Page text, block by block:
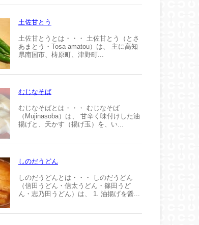
土佐甘とう
土佐甘とうとは・・・ 土佐甘とう（とさ
あまとう・Tosa amatou）は、 主に高知
県南国市、梼原町、津野町...
むじなそば
むじなそばとは・・・ むじなそば
（Mujinasoba）は、 甘辛く味付けした油
揚げと、天かす（揚げ玉）を、い...
しのだうどん
しのだうどんとは・・・ しのだうどん
（信田うどん・信太うどん・篠田うど
ん・志乃田うどん）は、 1. 油揚げを醤...